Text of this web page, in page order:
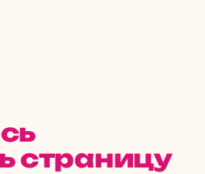
страницу